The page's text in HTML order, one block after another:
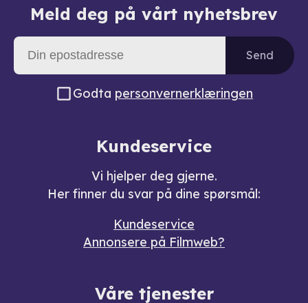
Meld deg på vårt nyhetsbrev
Send
Godta personvernerklæringen
Kundeservice
Vi hjelper deg gjerne.
Her finner du svar på dine spørsmål:
Kundeservice
Annonsere på Filmweb?
Våre tjenester